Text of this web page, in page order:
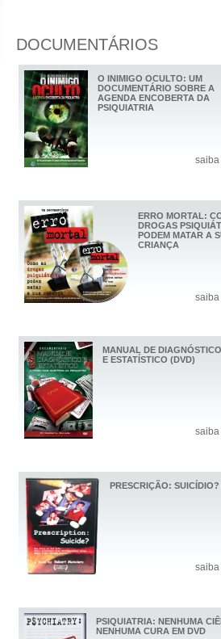
DOCUMENTÁRIOS
O INIMIGO OCULTO: UM
DOCUMENTÁRIO SOBRE A
AGENDA ENCOBERTA DA
PSIQUIATRIA
saiba
ERRO MORTAL:
DROGAS
PODEM MATAR A
CRIANÇA
saiba
MANUAL DE DIAGNÓSTICO
E ESTATÍSTICO (DVD)
saiba
PRESCRIÇÃO: SUICÍDIO?
saiba
PSIQUIATRIA: NENHUMA
NENHUMA CURA EM DVD